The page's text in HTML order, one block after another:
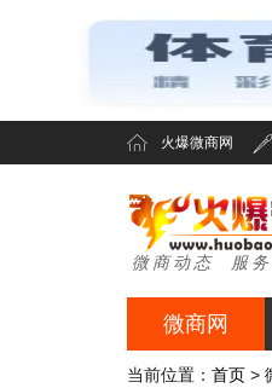
火爆微商网
火爆微商网
微商动态 服务
微商网
当前位置： 首页>